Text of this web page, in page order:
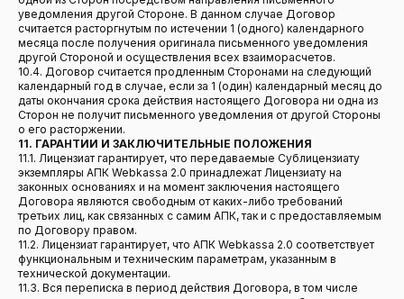
уведомления другой Стороне. В данном случае Договор
считается расторгнутым по истечении 1 (одного) календарного
месяца после получения оригинала письменного уведомления
другой Стороной и осуществления всех взаиморасчетов.
10.4. Договор считается продленным Сторонами на следующий
календарный год в случае, если за 1 (один) календарный месяц до
даты окончания срока действия настоящего Договора ни одна из
Сторон не получит письменного уведомления от другой Стороны
о его расторжении.
11. ГАРАНТИИ И ЗАКЛЮЧИТЕЛЬНЫЕ ПОЛОЖЕНИЯ
11.1. Лицензиат гарантирует, что передаваемые Сублицензиату
экземпляры АПК Webkassa 2.0 принадлежат Лицензиату на
законных основаниях и на момент заключения настоящего
Договора являются свободным от каких-либо требований
третьих лиц, как связанных с самим АПК, так и с предоставляемым
по Договору правом.
11.2. Лицензиат гарантирует, что АПК Webkassa 2.0 соответствует
функциональным и техническим параметрам, указанным в
технической документации.
11.3. Вся переписка в период действия Договора, в том числе